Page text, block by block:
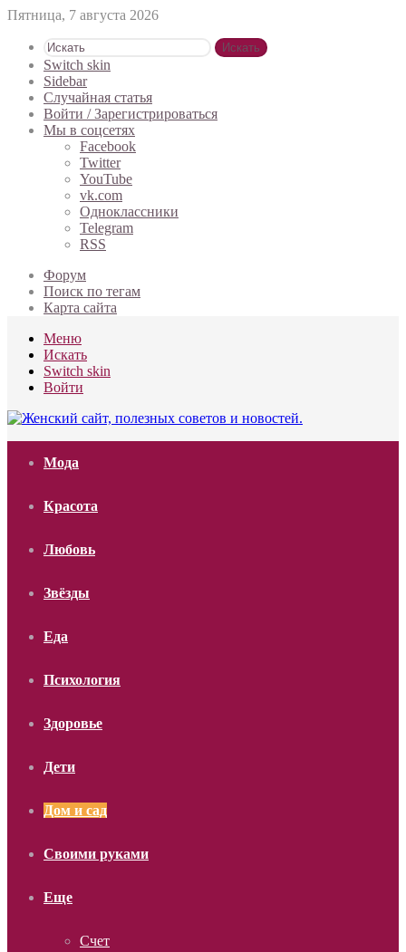
Пятница, 7 августа 2026
Искать
Switch skin
Sidebar
Случайная статья
Войти / Зарегистрироваться
Мы в соцсетях
Facebook
Twitter
YouTube
vk.com
Одноклассники
Telegram
RSS
Форум
Поиск по тегам
Карта сайта
Меню
Искать
Switch skin
Войти
Мода
Красота
Любовь
Звёзды
Еда
Психология
Здоровье
Дети
Дом и сад
Своими руками
Еще
Счет